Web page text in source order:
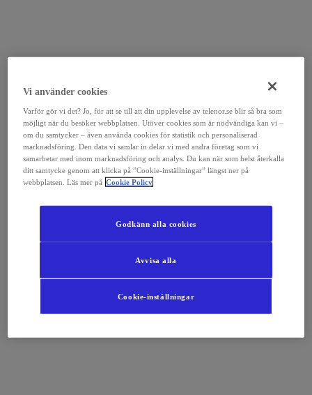
Vi använder cookies
Varför gör vi det? Jo, för att se till att din upplevelse av telenor.se blir så bra som
möjligt när du besöker webbplatsen. Utöver cookies som är nödvändiga kan vi –
om du samtycker – även använda cookies för statistik och personaliserad
marknadsföring. Den data vi samlar in delar vi med andra företag som vi
samarbetar med inom marknadsföring och analys. Du kan när som helst återkalla
ditt samtycke genom att klicka på ”Cookie-inställningar” längst ner på
webbplatsen. Läs mer på Cookie Policy
Cookie-inställningar
Avvisa alla
Godkänn alla cookies